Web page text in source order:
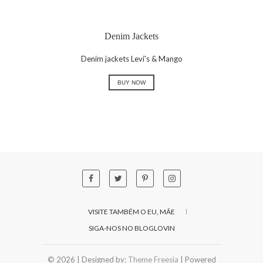
Denim Jackets
Denim jackets Levi's & Mango
BUY NOW
VISITE TAMBÉM O EU, MÃE
SIGA-NOS NO BLOGLOVIN
© 2026 | Designed by: Theme Freesia | Powered